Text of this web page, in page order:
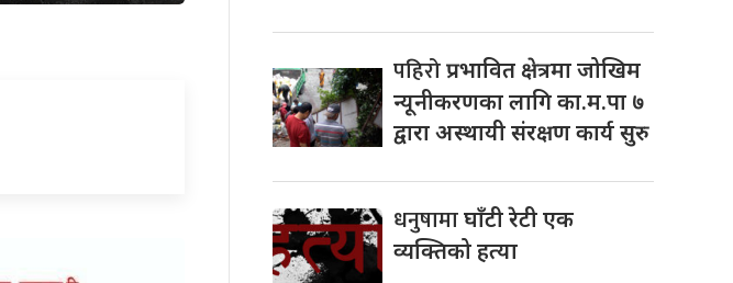
पहिरोप्रभावित क्षेत्रमा जोखिम
न्यूनीकरणका लागि का.म.पा ७
द्वारा अस्थायी संरक्षण कार्य सुरु
धनुषामाघाँटी रेटी एक
व्यक्तिको हत्या